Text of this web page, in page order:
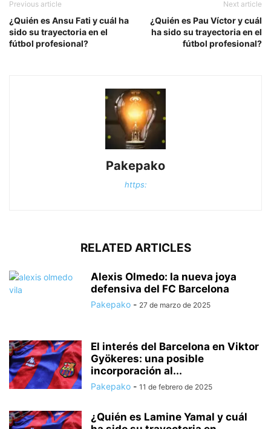
Previous article
¿Quién es Ansu Fati y cuál ha
sido su trayectoria en el
fútbol profesional?
Next article
¿Quién es Pau Víctor y cuál
ha sido su trayectoria en el
fútbol profesional?
Pakepako
https:
RELATED ARTICLES
Alexis Olmedo: la nueva joya
defensiva del FC Barcelona
Pakepako - 27 de marzo de 2025
El interés del Barcelona en Viktor
Gyökeres: una posible
incorporación al...
Pakepako - 11 de febrero de 2025
¿Quién es Lamine Yamal y cuál